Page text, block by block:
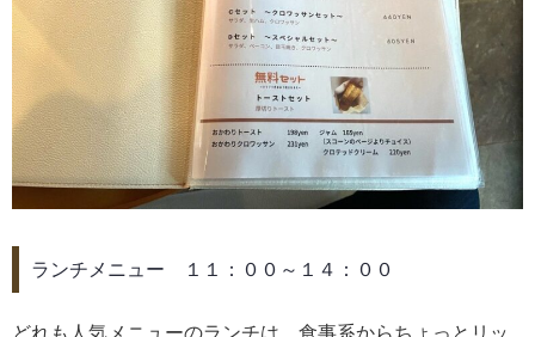
ランチメニュー １１：００～１４：００